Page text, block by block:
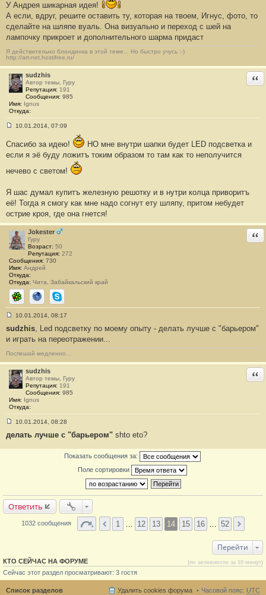
о
б
щ
е
н
и
е
#
7
7
У Андрея шикарная идея!
А если, вдруг, решите оставить ту, которая на твоем, Игнус, фото, то
сделайте на шляпе вуаль. Она визуально и переход с шей на
лампочку прикроет и дополнительного шарма придаст
Я действительно блондинка в этой теме... Но быстро учусь :-)
http://art-net.hostifree.ru/
sudzhis
Автор темы, Гуру
Репутация: 191
Сообщения: 985
Имя: Ignus
Откуда:
о
б
щ
н
#
2
8
10.01.2014, 07:09
Спасибо за идею!
НО мне внутри шапки будет LED подсветка и
если я эё буду ложитъ токим образом то там как то неполучится
нечево с светом!
Я шас думал купитъ железную решотку и в нутри колца приворитъ
её! Тогда я смогу как мне надо согнут ету шляпу, притом небудет
острие кроя, где она гнется!
Jokester
Гуру
Возраст: 50
Репутация: 272
Сообщения: 730
Имя: Андрей
Откуда:
Откуда: Чита, Забайкальский край
ICQ СайтSkype
о
б
щ
е
н
и
е
#
7
9
10.01.2014, 08:17
sudzhis, Led подсветку по моему опыту - делать лучше с "барьером"
и играть на переотражении...
Поспешай медленно...
sudzhis
Автор темы, Гуру
Репутация: 191
Сообщения: 985
Имя: Ignus
Откуда:
о
б
2
8
0
10.01.2014, 08:28
делать лучше с "барьером" shto eto?
Показать сообщения за:
Поле сортировки
Ответить
1032 сообщения 1 12 13 14 15 16 52
Перейти
КТО СЕЙЧАС НА ФОРУМЕ (по активности за 10 минут)
Сейчас этот раздел просматривают: 3 гостя
Список разделов Часовой пояс: UTC
Удалить cookies форума